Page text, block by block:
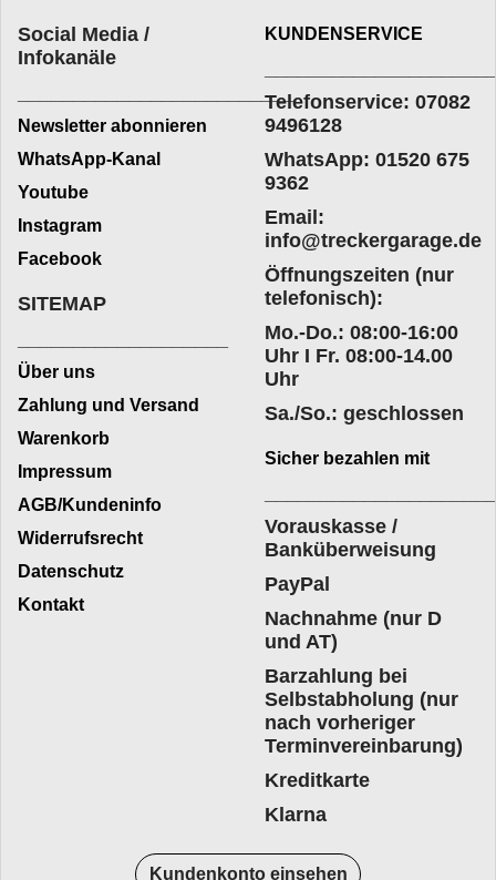
Social Media /
Infokanäle
_________________________
Newsletter abonnieren
WhatsApp-Kanal
Youtube
Instagram
Facebook
KUNDENSERVICE
Telefonservice: 07082
9496128
WhatsApp: 01520 675
9362
Email:
info@treckergarage.de
Öffnungszeiten (nur
telefonisch):
Mo.-Do.: 08:00-16:00
Uhr I Fr. 08:00-14.00
Uhr
Sa./So.: geschlossen
SITEMAP
Über uns
Zahlung und Versand
Warenkorb
Impressum
AGB/Kundeninfo
Widerrufsrecht
Datenschutz
Kontakt
Sicher bezahlen mit
Vorauskasse /
Banküberweisung
PayPal
Nachnahme (nur D
und AT)
Barzahlung bei
Selbstabholung (nur
nach vorheriger
Terminvereinbarung)
Kreditkarte
Klarna
Kundenkonto einsehen